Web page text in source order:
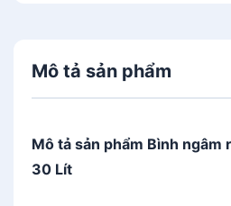
Mô tả sản phẩm
Mô tả sản phẩm Bình
30 Lít